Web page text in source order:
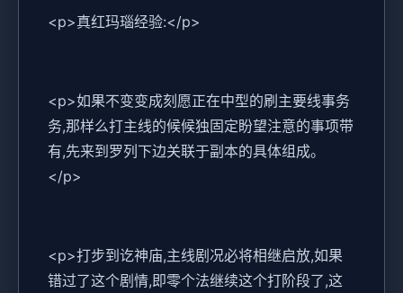
<p>真红玛瑙经验:</p>
<p>如果不变变成刻愿正在中型的刷主要线事务
务,那样么打主线的候候独固定盼望注意的事项带
有,先来到罗列下边关联于副本的具体组成。
</p>
<p>打步到讫神庙,主线剧况必将相继启放,如果
错过了这个剧情,即零个法继续这个打阶段了,这